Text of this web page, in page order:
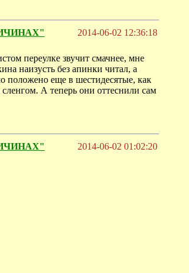
2014-06-02 12:36:18
переулке звучит смачнее, мне
наизусть без апинки читал, а
положено еще в шестидесятые, как
А теперь они оттеснили сам
2014-06-02 01:02:20